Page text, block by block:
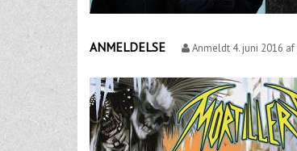
ANMELDELSE Anmeldt 4. juni 2016 af